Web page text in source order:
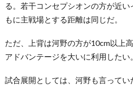
る。若干コンセプシオンの方が近い
もに主戦場とする距離は同じだ。
ただ、上背は河野の方が10cm以上
アドバンテージを大いに利用したい。
試合展開としては、河野も言って